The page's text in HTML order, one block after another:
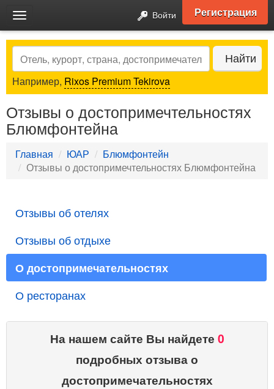
Toggle
navigation
Войти Регистрация
Search Найти
Например, Rixos Premium Tekirova
Отзывы о достопримечтельностях
Блюмфонтейна
Главная ЮАР
Блюмфонтейн
Отзывы о достопримечтельностях Блюмфонтейна
Отзывы об отелях
Отзывы об отдыхе
О достопримечательностях
О ресторанах
На нашем сайте Вы найдете 0
подробных отзыва о
достопримечательностях